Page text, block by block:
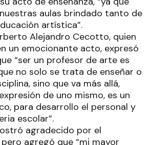
aulas brindado tanto de
artística”.
Alejandro Cecotto, quien
un emocionante acto, expresó
“ser un profesor de arte es
no solo se trata de enseñar o
sino que va más allá,
de uno mismo, es un
para desarrollo el personal y
escolar”.
agradecido por el
agregó que “mi mayor